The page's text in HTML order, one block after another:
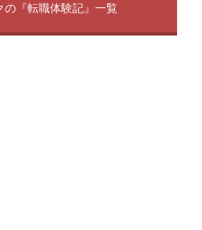
の『転職体験記』一覧